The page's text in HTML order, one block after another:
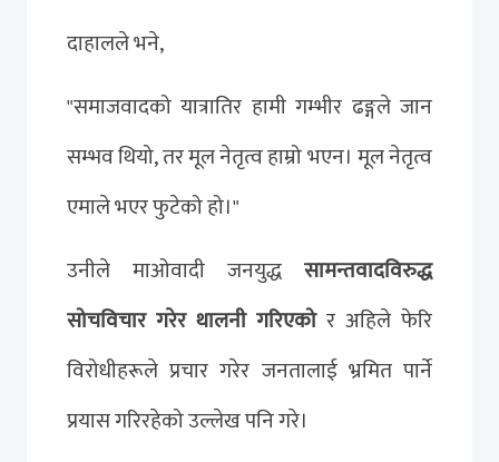
दाहालले भने,
"समाजवादको यात्रातिर हामी गम्भीर ढङ्गले जान
सम्भव थियो, तर मूल नेतृत्व हाम्रो भएन। मूल नेतृत्व
एमाले भएर फुटेको हो।"
उनीले माओवादी जनयुद्ध सामन्तवादविरुद्ध
सोचविचार गरेर थालनी गरिएकोर अहिले फेरि
विरोधीहरूले प्रचार गरेर जनतालाई भ्रमित पार्ने
प्रयास गरिरहेको उल्लेख पनि गरे।